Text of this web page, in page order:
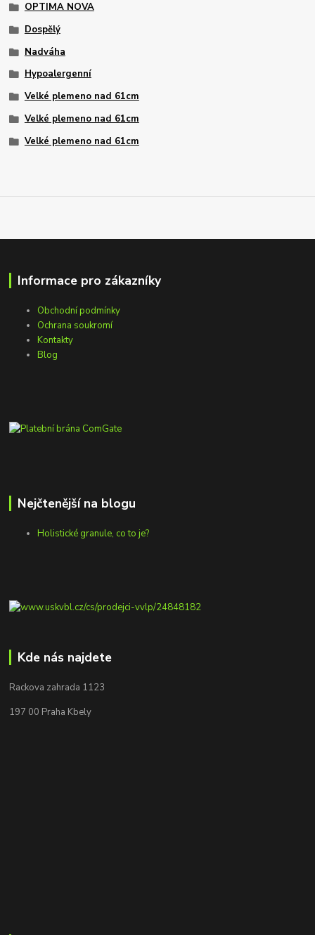
OPTIMA NOVA
Dospělý
Nadváha
Hypoalergenní
Velké plemeno nad 61cm
Velké plemeno nad 61cm
Velké plemeno nad 61cm
Informace pro zákazníky
Obchodní podmínky
Ochrana soukromí
Kontakty
Blog
Nejčtenější na blogu
Holistické granule, co to je?
Kde nás najdete
Rackova zahrada 1123
197 00 Praha Kbely